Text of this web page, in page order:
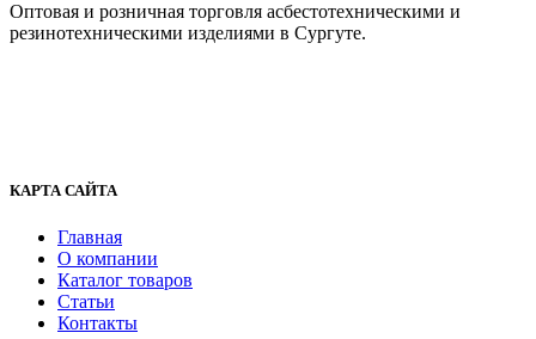
Оптовая и розничная торговля асбестотехническими и
резинотехническими изделиями в Сургуте.
КАРТА САЙТА
Главная
О компании
Каталог товаров
Статьи
Контакты